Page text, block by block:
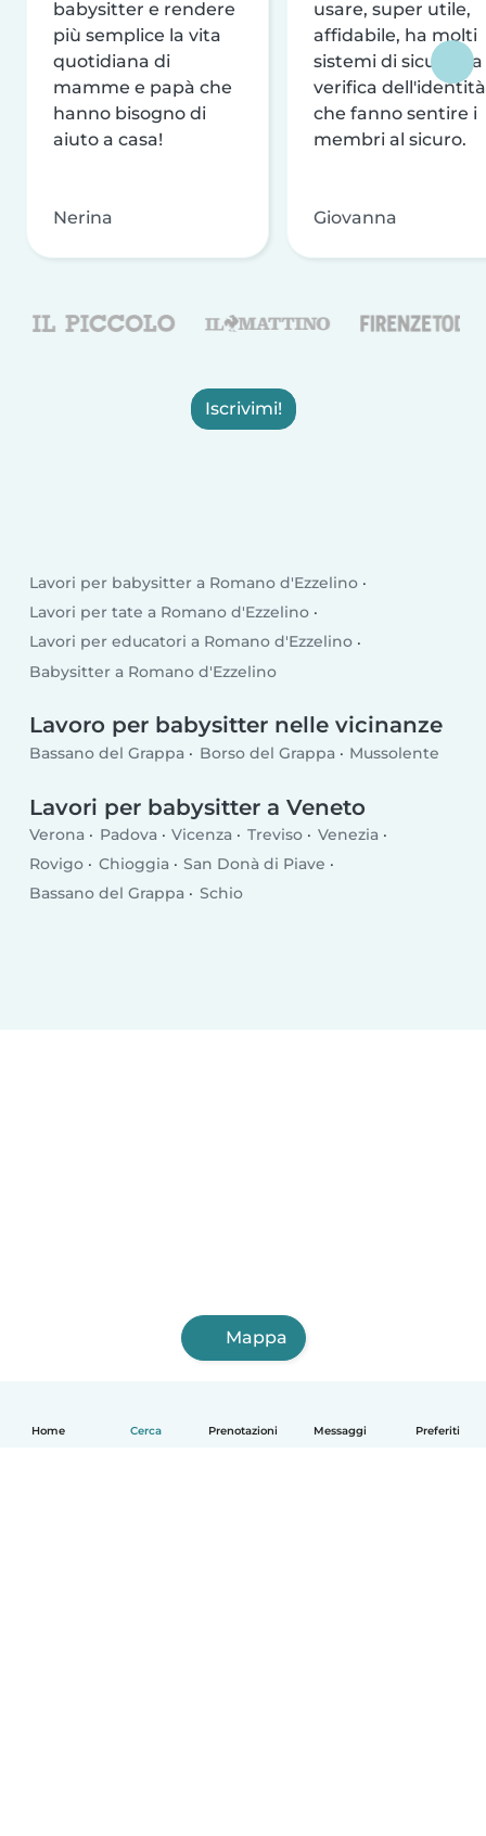
Home Cerca Prenotazioni Messaggi Preferiti
babysitter e rendere
più semplice la vita
quotidiana di
mamme e papà che
hanno bisogno di
aiuto a casa!
Nerina
usare, super utile,
affidabile, ha molti
sistemi di sicurezza
verifica dell'identità
che fanno sentire i
membri al sicuro.
Giovanna
Iscrivimi!
Lavori per babysitter a Romano d'Ezzelino
Lavori per tate a Romano d'Ezzelino
Lavori per educatori a Romano d'Ezzelino
Babysitter a Romano d'Ezzelino
Lavoro per babysitter nelle vicinanze
Bassano del Grappa Borso del Grappa Mussolente
Lavori per babysitter a Veneto
Verona Padova Vicenza Treviso
Venezia
Rovigo
Chioggia
San Donà di Piave
Bassano del Grappa
Schio
Mappa